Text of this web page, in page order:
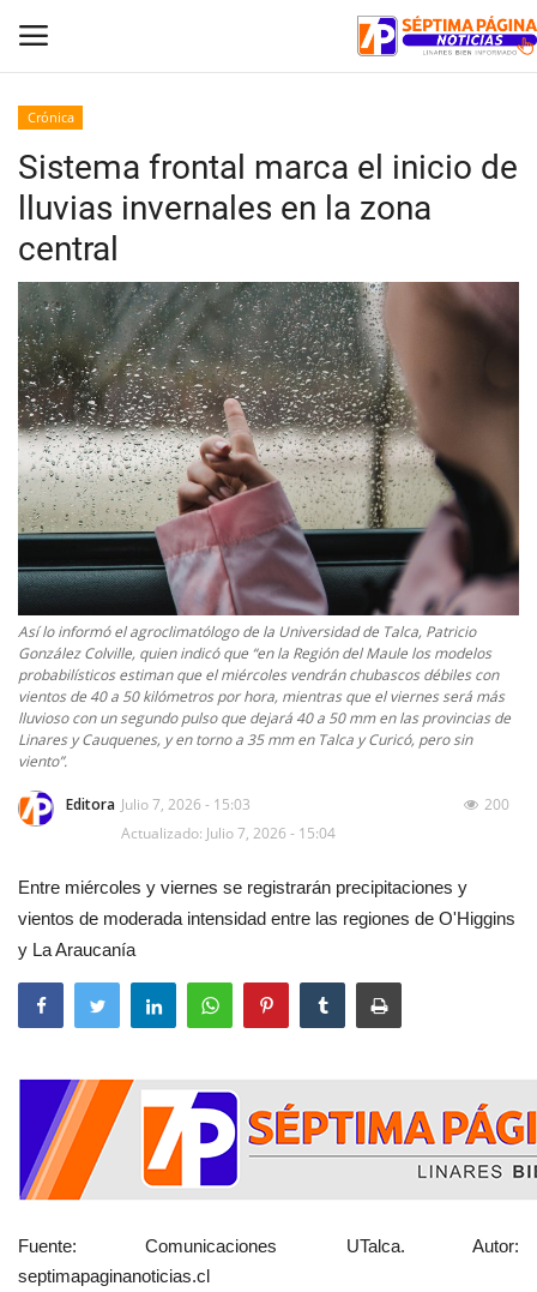
Inicio
Crónica
Policial
Tribunales
Deporte
Política
Espectáculos
Crónica
Sistema frontal marca el inicio de
lluvias invernales en la zona
central
Así lo informó el agroclimatólogo de la Universidad de Talca, Patricio
González Colville, quien indicó que “en la Región del Maule los modelos
probabilísticos estiman que el miércoles vendrán chubascos débiles con
vientos de 40 a 50 kilómetros por hora, mientras que el viernes será más
lluvioso con un segundo pulso que dejará 40 a 50 mm en las provincias de
Linares y Cauquenes, y en torno a 35 mm en Talca y Curicó, pero sin
viento”.
Editora Julio 7, 2026 - 15:03
Actualizado: Julio 7, 2026 - 15:04
200
Entre miércoles y viernes se registrarán precipitaciones y
vientos de moderada intensidad entre las regiones de O'Higgins
y La Araucanía
Fuente: Comunicaciones UTalca. Autor:
septimapaginanoticias.cl